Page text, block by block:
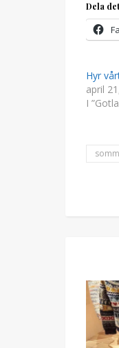
Dela
Hyr
april
I